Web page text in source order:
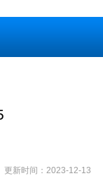
时间：2023-12-13